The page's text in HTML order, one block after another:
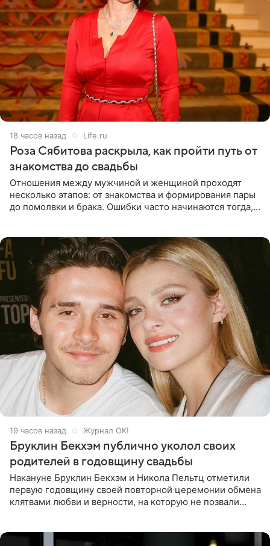
18 часов назад Life.ru
Роза Сябитова раскрыла, как пройти путь от
знакомства до свадьбы
Отношения между мужчиной и женщиной проходят
несколько этапов: от знакомства и формирования пары
до помолвки и брака. Ошибки часто начинаются тогда,
19 часов назад Журнал OK!
Бруклин Бекхэм публично уколол своих
родителей в годовщину свадьбы
Накануне Бруклин Бекхэм и Никола Пельтц отметили
первую годовщину своей повторной церемонии обмена
клятвами любви и верности, на которую не позвали